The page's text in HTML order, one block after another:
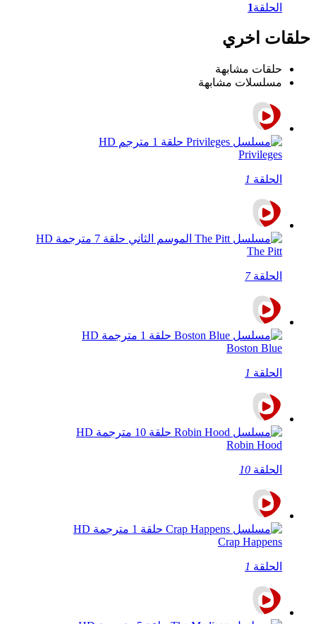
الحلقة1
حلقات اخري
حلقات مشابهة
مسلسلات مشابهة
Privileges
الحلقة 1
The Pitt
الحلقة7
Boston Blue
الحلقة 1
Robin Hood
الحلقة 10
Crap Happens
الحلقة 1